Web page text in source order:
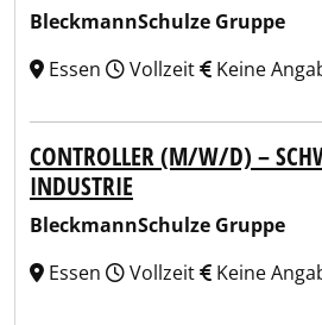
BleckmannSchulze Gruppe
Essen
Vollzeit Keine
CONTROLLER (M/W/D) –
INDUSTRIE
BleckmannSchulze Gruppe
Essen
Vollzeit Keine